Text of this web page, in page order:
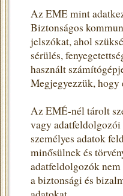
Az EME mint
Biztonságos
jelszókat, ahol
sérülés,
használt
Megjegyezzük, hogy
Az EMÉ-nél tárolt
vagy
személyes adatok
minősülnek és
adatfeldolgozók
a biztonsági és